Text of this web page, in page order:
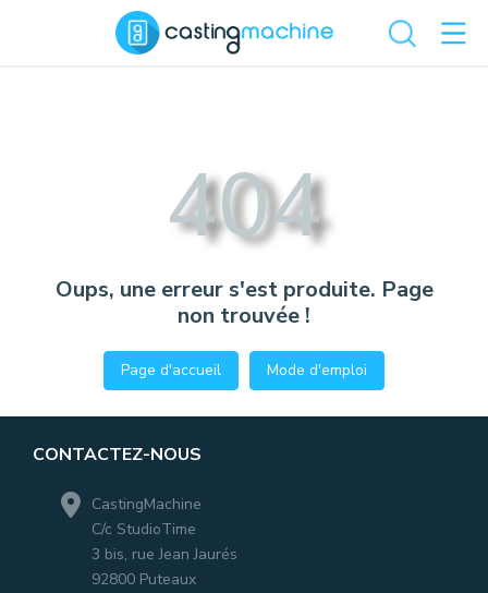
404
Oups, une erreur s'est produite. Page
non trouvée !
Page d'accueil Mode d'emploi
CONTACTEZ-NOUS
CastingMachine
C/c StudioTime
3 bis, rue Jean Jaurés
92800 Puteaux